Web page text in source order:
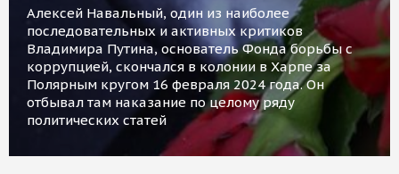
Алексей Навальный, один из наиболее
последовательных и активных критиков
Владимира Путина, основатель Фонда борьбы с
коррупцией, скончался в колонии в Харпе за
Полярным кругом 16 февраля 2024 года. Он
отбывал там наказание по целому ряду
политических статей